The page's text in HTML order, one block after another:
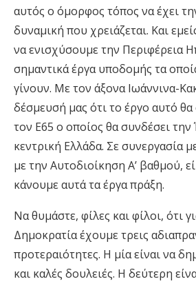
αυτός ο όμορφος τόπος να έχει
δυναμική που χρειάζεται. Και
να ενισχύσουμε την Περιφέρεια
σημαντικά έργα υποδομής τα
γίνουν. Με τον άξονα Ιωάννινα-
δέσμευσή μας ότι το έργο αυτό
τον Ε65 ο οποίος θα συνδέσει
κεντρική Ελλάδα. Σε συνεργασία
με την Αυτοδιοίκηση Α’ βαθμού,
κάνουμε αυτά τα έργα πράξη.
Να θυμάστε, φίλες και φίλοι, ότι
Δημοκρατία έχουμε τρεις
προτεραιότητες. Η μία είναι να
και καλές δουλειές. Η δεύτερη